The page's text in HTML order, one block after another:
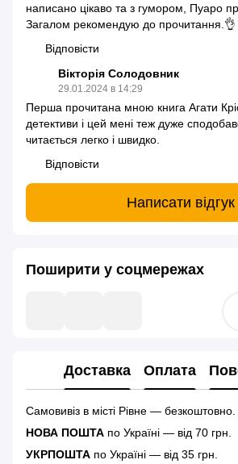
написано цікаво та з гумором, Пуаро
Загалом рекомендую до прочитання.👌
Відповісти
Вікторія Солодовник
29.01.2024 в 14:29
Перша прочитана мною книга Агати
детективи і цей мені теж дуже
читається легко і швидко.
Відповісти
Написати відгук
Поширити у соцмережах
Доставка Оплата
Самовивіз в місті Рівне — безкоштовно.
НОВА ПОШТА по Україні — від 70 грн.
УКРПОШТА по Україні — від 35 грн.